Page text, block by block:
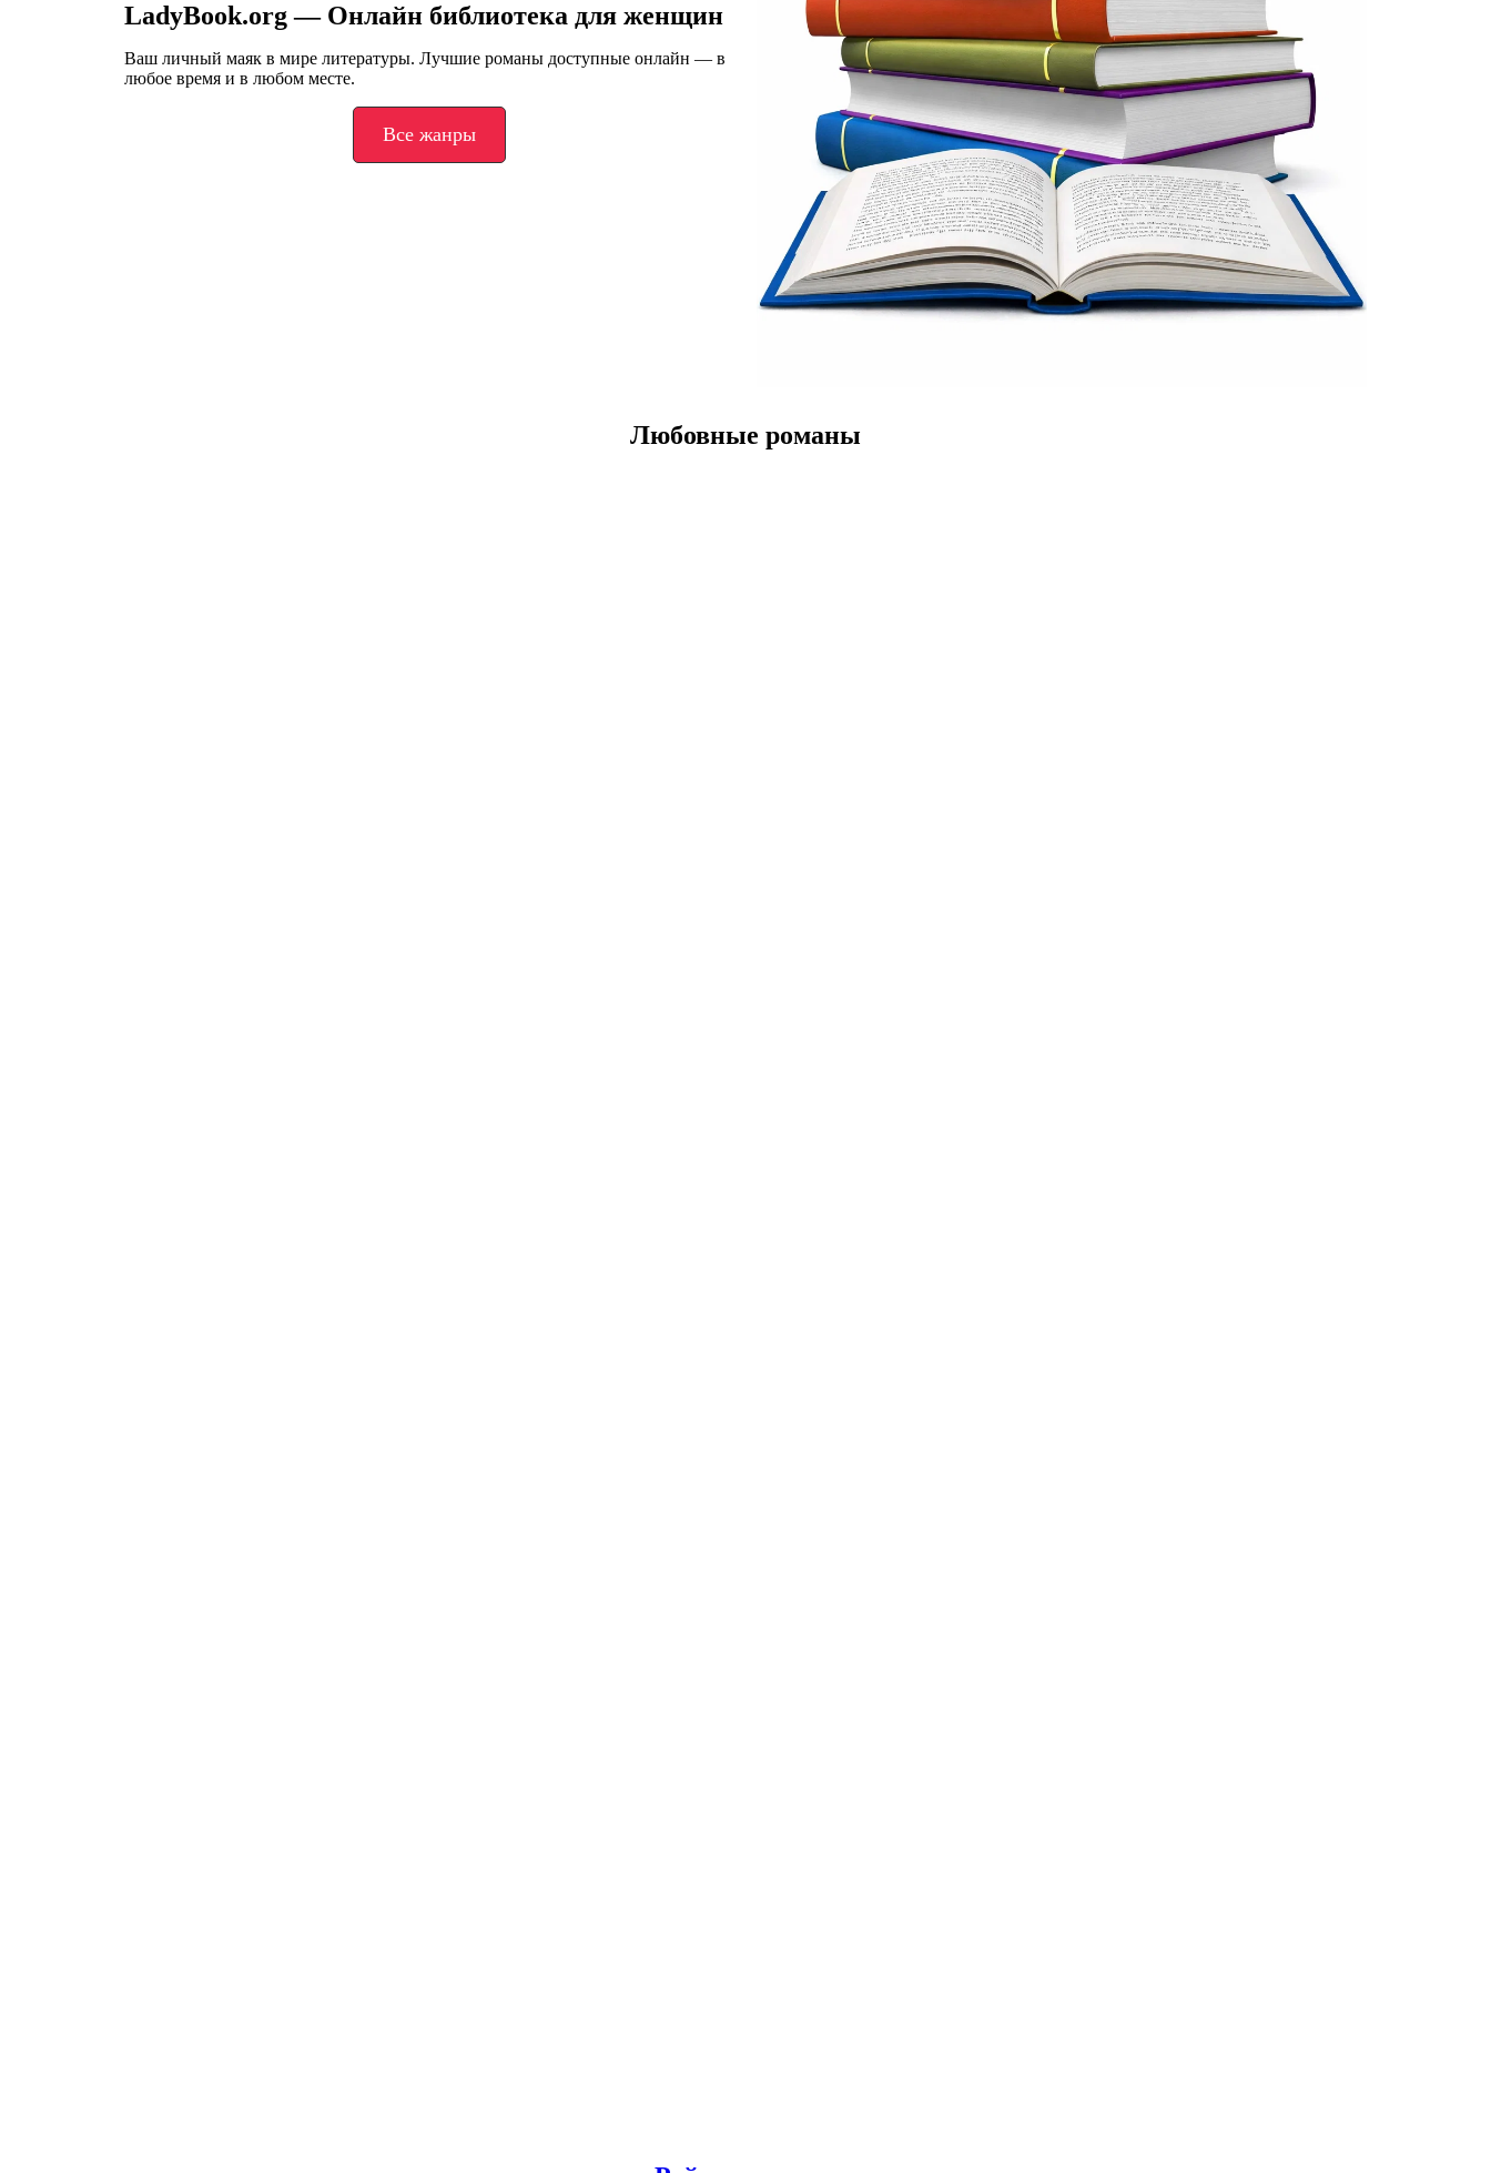
LadyBook.org — Онлайн библиотека для женщин
Ваш личный маяк в мире литературы. Лучшие романы доступные онлайн — в
любое время и в любом месте.
Все жанры
Любовные романы